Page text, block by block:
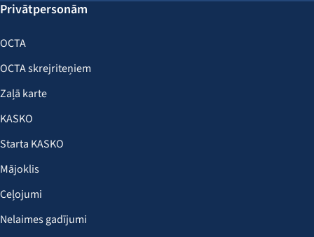
Privātpersonām
OCTA
OCTA skrejriteņiem
Zaļā karte
KASKO
Starta KASKO
Mājoklis
Ceļojumi
Nelaimes gadījumi